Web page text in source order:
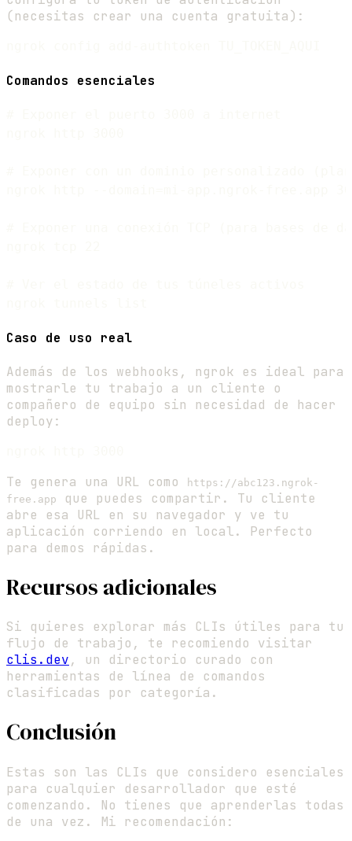
(necesitas crear una cuenta gratuita):
Comandos esenciales
Caso de uso real
Además de los webhooks, ngrok es ideal para
mostrarle tu trabajo a un cliente o
compañero de equipo sin necesidad de hacer
deploy:
Te genera una URL como
https://abc123.ngrok-
free.app
que puedes compartir. Tu cliente
abre esa URL en su navegador y ve tu
aplicación corriendo en local. Perfecto
para demos rápidas.
Recursos adicionales
Si quieres explorar más CLIs útiles para tu
flujo de trabajo, te recomiendo visitar
clis.dev, un directorio curado con
herramientas de línea de comandos
clasificadas por categoría.
Conclusión
Estas son las CLIs que considero esenciales
para cualquier desarrollador que esté
comenzando. No tienes que aprenderlas todas
de una vez. Mi recomendación: